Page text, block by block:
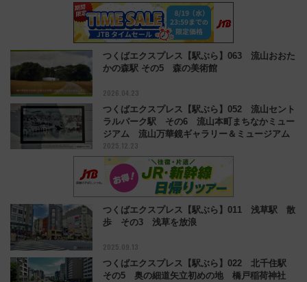
つくばエクスプレス【駅ぶら】063 流山おおた
かの森駅 その5 森の美術館
2026.04.23
つくばエクスプレス【駅ぶら】052 流山セント
ラルパーク駅 その6 流山本町まちなかミュー
ジアム 流山万華鏡ギャラリー＆ミュージアム
2025.12.23
つくばエクスプレス【駅ぶら】011 浅草駅 散
歩 その3 浅草を放浪
2025.09.13
つくばエクスプレス【駅ぶら】022 北千住駅
その5 奥の細道矢立初めの地 橋戸稲荷神社